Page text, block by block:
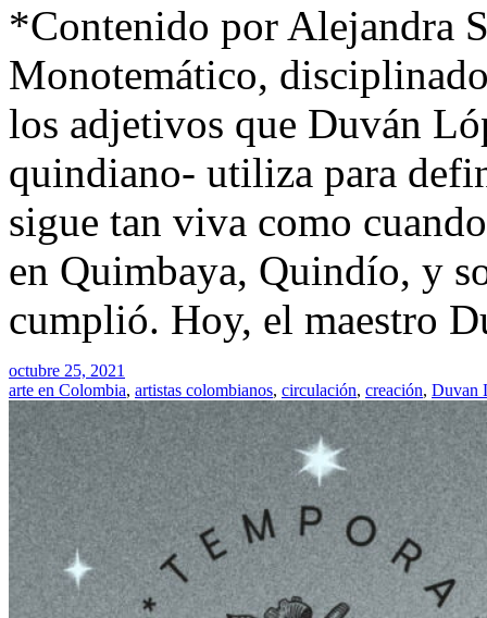
*Contenido por Alejandra
Monotemático,
los adjetivos que Duván
quindiano- utiliza para
sigue tan viva como
en Quimbaya, Quindío, y
cumplió. Hoy, el maestro
octubre 25, 2021
arte en Colombia, artistas colombianos, circulación, creación, Duvan